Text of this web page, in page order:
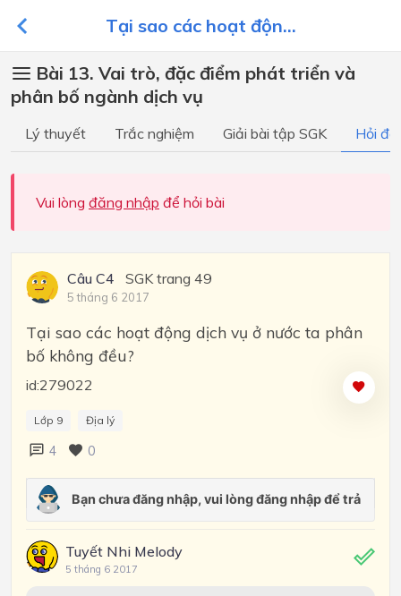
Tại sao các hoạt độn...
Bài 13. Vai trò, đặc điểm phát triển và
phân bố ngành dịch vụ
Lý thuyết Trắc nghiệm Giải bài tập SGK Hỏi
Vui lòng đăng nhập để hỏi bài
Câu C4 SGK trang 49
5 tháng 6 2017
Tại sao các hoạt động dịch vụ ở nước ta phân
bố không đều?
id:279022
Lớp 9 Địa lý
4 0
Tuyết Nhi Melody
5 tháng 6 2017